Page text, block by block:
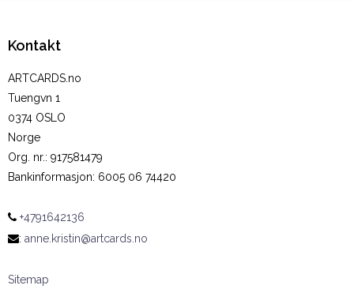
Kontakt
ARTCARDS.no
Tuengvn 1
0374 OSLO
Norge
Org. nr.: 917581479
Bankinformasjon: 6005 06 74420
+4791642136
: anne.kristin@artcards.no
Sitemap